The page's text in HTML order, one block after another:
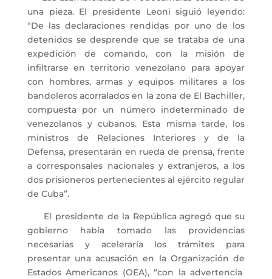
una pieza. El presidente Leoni siguió leyendo:
“De las declaraciones rendidas por uno de los
detenidos se desprende que se trataba de una
expedición de comando, con la misión de
infiltrarse en territorio venezolano para apoyar
con hombres, armas y equipos militares a los
bandoleros acorralados en la zona de El Bachiller,
compuesta por un número indeterminado de
venezolanos y cubanos. Esta misma tarde, los
ministros de Relaciones Interiores y de la
Defensa, presentarán en rueda de prensa, frente
a corresponsales nacionales y extranjeros, a los
dos prisioneros pertenecientes al ejército regular
de Cuba”.
El presidente de la República agregó que su
gobierno había tomado las providencias
necesarias y aceleraría los trámites para
presentar una acusación en la Organización de
Estados Americanos (OEA), “con la advertencia